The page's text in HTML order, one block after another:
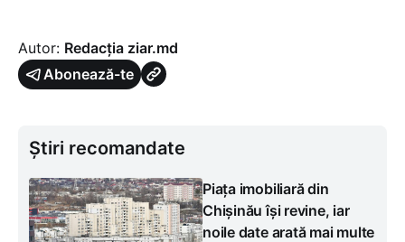
Autor: Redacția ziar.md
Abonează-te
Știri recomandate
Piața imobiliară din
Chișinău își revine, iar
noile date arată mai multe